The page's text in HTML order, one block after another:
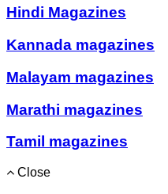
Hindi Magazines
Kannada magazines
Malayam magazines
Marathi magazines
Tamil magazines
Close